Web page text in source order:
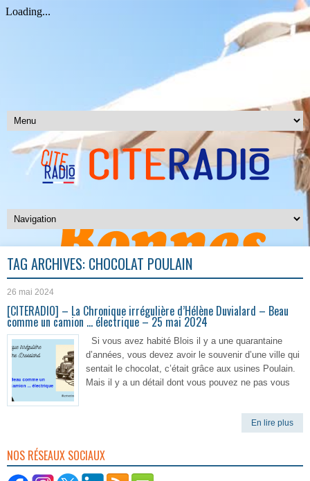
TAG ARCHIVES: CHOCOLAT POULAIN
26 mai 2024
[CITERADIO] – La Chronique irrégulière d’Hélène Duvialard – Beau
comme un camion … électrique – 25 mai 2024
Si vous avez habité Blois il y a une quarantaine
d’années, vous devez avoir le souvenir d’une ville qui
sentait le chocolat, c’était grâce aux usines Poulain.
Mais il y a un détail dont vous pouvez ne pas vous
En lire plus
NOS RÉSEAUX SOCIAUX